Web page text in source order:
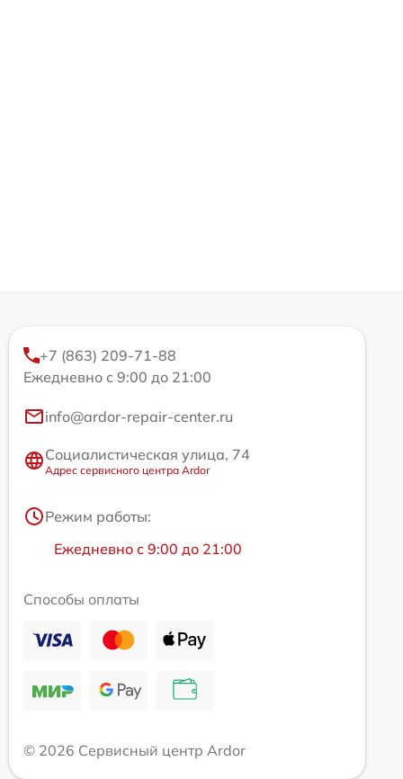
+7 (863) 209-71-88
Ежедневно с 9:00 до 21:00
info@ardor-repair-center.ru
Социалистическая улица, 74
Адрес сервисного центра Ardor
Режим работы:
Ежедневно с 9:00 до 21:00
Способы оплаты
© 2026 Сервисный центр Ardor